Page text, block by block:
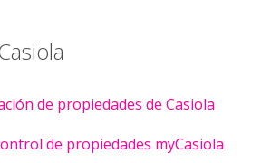
de propiedades de Casiola
de propiedades myCasiola